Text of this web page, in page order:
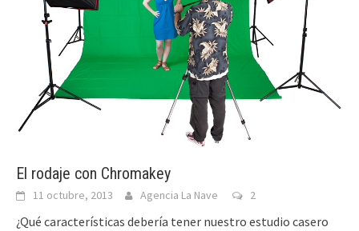
El rodaje con Chromakey
11 octubre, 2013 Agencia La Nave 2
¿Qué características debería tener nuestro estudio casero